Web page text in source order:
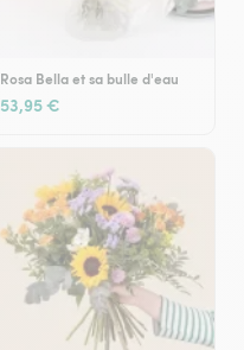
Rosa Bella et sa bulle d'eau
53,95 €